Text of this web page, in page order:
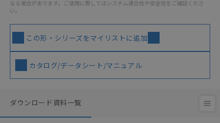
なる場合があります。ご使用に際してはシステム適合性や安全性をご確認くださ
い。
この形・シリーズをマイリストに追加
カタログ/データシート/マニュアル
ダウンロード資料一覧